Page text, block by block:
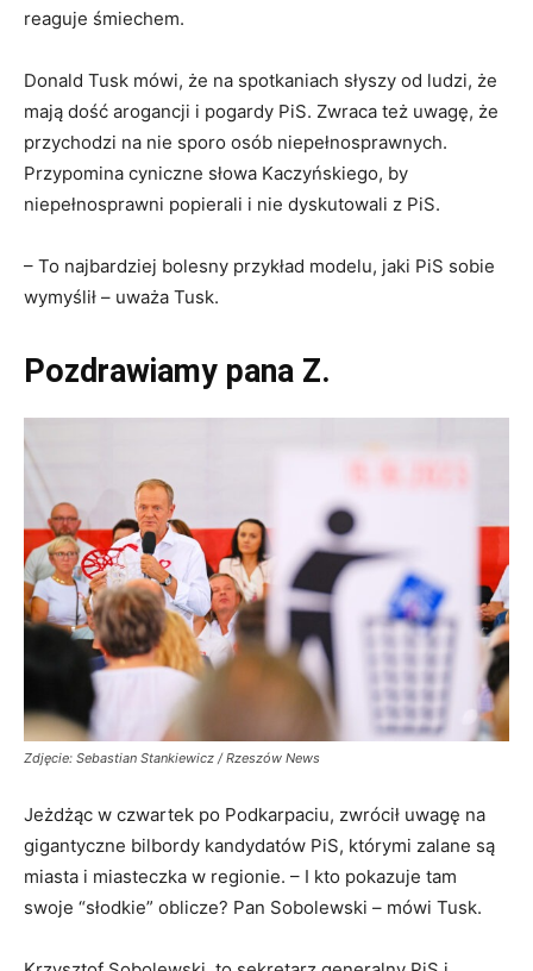
reaguje śmiechem.
Donald Tusk mówi, że na spotkaniach słyszy od ludzi, że
mają dość arogancji i pogardy PiS. Zwraca też uwagę, że
przychodzi na nie sporo osób niepełnosprawnych.
Przypomina cyniczne słowa Kaczyńskiego, by
niepełnosprawni popierali i nie dyskutowali z PiS.
– To najbardziej bolesny przykład modelu, jaki PiS sobie
wymyślił – uważa Tusk.
Pozdrawiamy pana Z.
Zdjęcie: Sebastian Stankiewicz / Rzeszów News
Jeżdżąc w czwartek po Podkarpaciu, zwrócił uwagę na
gigantyczne bilbordy kandydatów PiS, którymi zalane są
miasta i miasteczka w regionie. – I kto pokazuje tam
swoje “słodkie” oblicze? Pan Sobolewski – mówi Tusk.